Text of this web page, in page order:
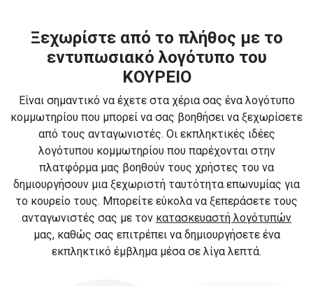
Ξεχωρίστε από το πλήθος με το
εντυπωσιακό λογότυπο του
ΚΟΥΡΕΙΟ
Είναι σημαντικό να έχετε στα χέρια σας ένα λογότυπο
κομμωτηρίου που μπορεί να σας βοηθήσει να ξεχωρίσετε
από τους ανταγωνιστές. Οι εκπληκτικές ιδέες
λογότυπου κομμωτηρίου που παρέχονται στην
πλατφόρμα μας βοηθούν τους χρήστες του να
δημιουργήσουν μια ξεχωριστή ταυτότητα επωνυμίας για
το κουρείο τους. Μπορείτε εύκολα να ξεπεράσετε τους
ανταγωνιστές σας με τον κατασκευαστή λογότυπών
μας, καθώς σας επιτρέπει να δημιουργήσετε ένα
εκπληκτικό έμβλημα μέσα σε λίγα λεπτά.